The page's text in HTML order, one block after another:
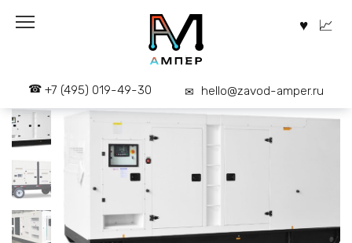
+7 (495) 019-49-30 hello@zavod-amper.ru